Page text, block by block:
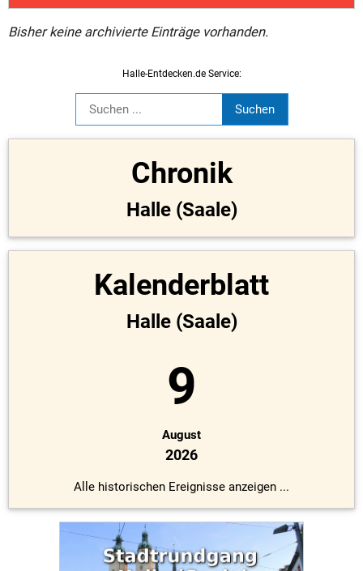
Bisher keine archivierte Einträge vorhanden.
Halle-Entdecken.de Service:
Chronik
Halle (Saale)
Kalenderblatt
Halle (Saale)
9
August
2026
Alle historischen Ereignisse anzeigen ...